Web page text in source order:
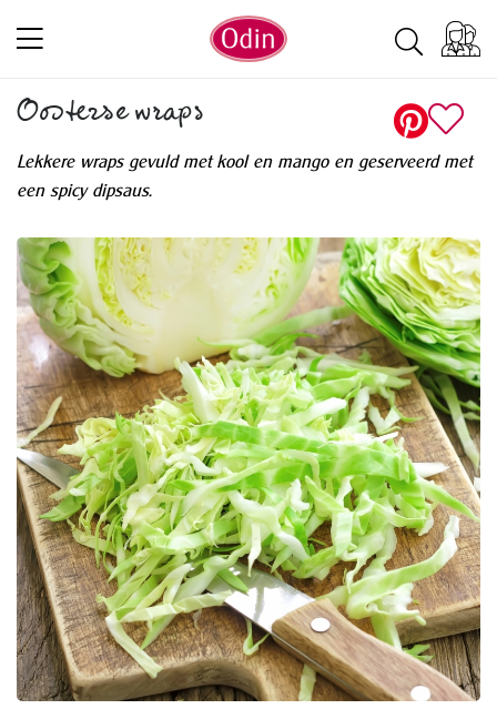
Oosterse wraps
Lekkere wraps gevuld met kool en mango en geserveerd met
een spicy dipsaus.